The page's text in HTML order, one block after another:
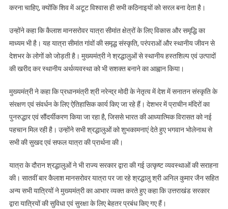
करना चाहिए, क्योंकि शिव में अटूट विश्वास ही सभी कठिनाइयों को सरल बना देता है।
उन्होंने कहा कि कैलाश मानसरोवर यात्रा सीमांत क्षेत्रों के लिए विकास और समृद्धि का
माध्यम भी है। यह यात्रा सीमांत गांवों की समृद्ध संस्कृति, परंपराओं और स्थानीय जीवन से
देशभर के लोगों को जोड़ती है। मुख्यमंत्री ने श्रद्धालुओं से स्थानीय हस्तशिल्प एवं उत्पादों
की खरीद कर स्थानीय अर्थव्यवस्था को भी सशक्त बनाने का आह्वान किया।
मुख्यमंत्री ने कहा कि प्रधानमंत्री श्री नरेन्द्र मोदी के नेतृत्व में देश में सनातन संस्कृति के
संरक्षण एवं संवर्धन के लिए ऐतिहासिक कार्य किए जा रहे हैं। देशभर में प्राचीन मंदिरों का
पुनरुद्धार एवं सौंदर्यीकरण किया जा रहा है, जिससे भारत की आध्यात्मिक विरासत को नई
पहचान मिल रही है। उन्होंने सभी श्रद्धालुओं को शुभकामनाएं देते हुए भगवान भोलेनाथ से
सभी की सुखद एवं सफल यात्रा की प्रार्थना की।
यात्रा के दौरान श्रद्धालुओं ने भी राज्य सरकार द्वारा की गई उत्कृष्ट व्यवस्थाओं की सराहना
की। सातवीं बार कैलाश मानसरोवर यात्रा पर जा रहे श्रद्धालु श्री अनिल कुमार जैन सहित
अन्य सभी यात्रियों ने मुख्यमंत्री का आभार व्यक्त करते हुए कहा कि उत्तराखंड सरकार
द्वारा यात्रियों की सुविधा एवं सुरक्षा के लिए बेहतर प्रबंध किए गए हैं।